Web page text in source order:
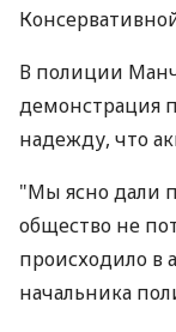
В полиции
демонстрация
надежду, что
"Мы ясно дали
общество не
происходило в
начальника